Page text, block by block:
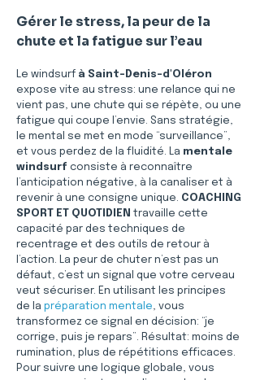
Gérer le stress, la peur de la
chute et la fatigue sur l’eau
Le windsurf à Saint-Denis-d'Oléron
expose vite au stress: une relance qui ne
vient pas, une chute qui se répète, ou une
fatigue qui coupe l’envie. Sans stratégie,
le mental se met en mode “surveillance”,
et vous perdez de la fluidité. La mentale
windsurf consiste à reconnaître
l’anticipation négative, à la canaliser et à
revenir à une consigne unique. COACHING
SPORT ET QUOTIDIEN travaille cette
capacité par des techniques de
recentrage et des outils de retour à
l’action. La peur de chuter n’est pas un
défaut, c’est un signal que votre cerveau
veut sécuriser. En utilisant les principes
de la préparation mentale, vous
transformez ce signal en décision: “je
corrige, puis je repars”. Résultat: moins de
rumination, plus de répétitions efficaces.
Pour suivre une logique globale, vous